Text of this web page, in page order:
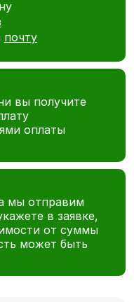
почту
вы получите
оплаты
мы отправим
в заявке,
от суммы
может быть